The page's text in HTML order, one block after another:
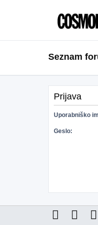
Seznam
Prijava
Uporabniško
Geslo: